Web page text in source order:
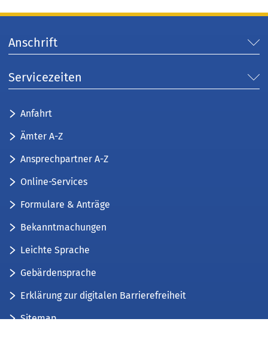
Anschrift
Servicezeiten
Anfahrt
Ämter A-Z
Ansprechpartner A-Z
Online-Services
Formulare & Anträge
Bekanntmachungen
Leichte Sprache
Gebärdensprache
Erklärung zur digitalen Barrierefreiheit
Sitemap